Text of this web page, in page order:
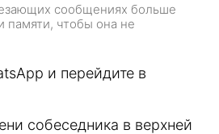
сообщениях больше
памяти, чтобы она не
и перейдите в
собеседника в верхней